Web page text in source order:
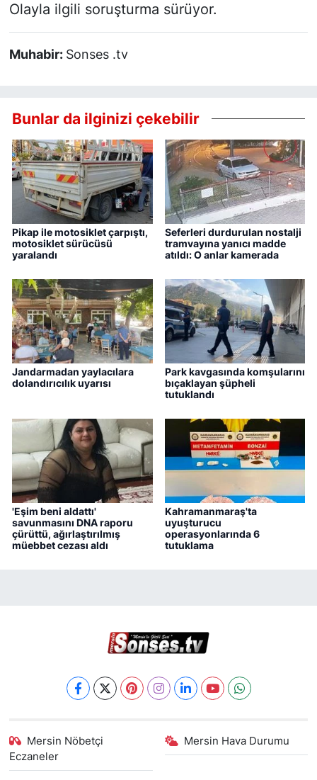
Olayla ilgili soruşturma sürüyor.
Muhabir: Sonses .tv
Bunlar da ilginizi çekebilir
Pikap ile motosiklet çarpıştı,
motosiklet sürücüsü
yaralandı
Seferleri durdurulan nostalji
tramvayına yanıcı madde
atıldı: O anlar kamerada
Jandarmadan yaylacılara
dolandırıcılık uyarısı
Park kavgasında komşularını
bıçaklayan şüpheli
tutuklandı
'Eşim beni aldattı'
savunmasını DNA raporu
çürüttü, ağırlaştırılmış
müebbet cezası aldı
Kahramanmaraş'ta
uyuşturucu
operasyonlarında 6
tutuklama
Mersin Nöbetçi
Eczaneler
Mersin Hava Durumu